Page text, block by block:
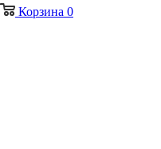
Корзина 0